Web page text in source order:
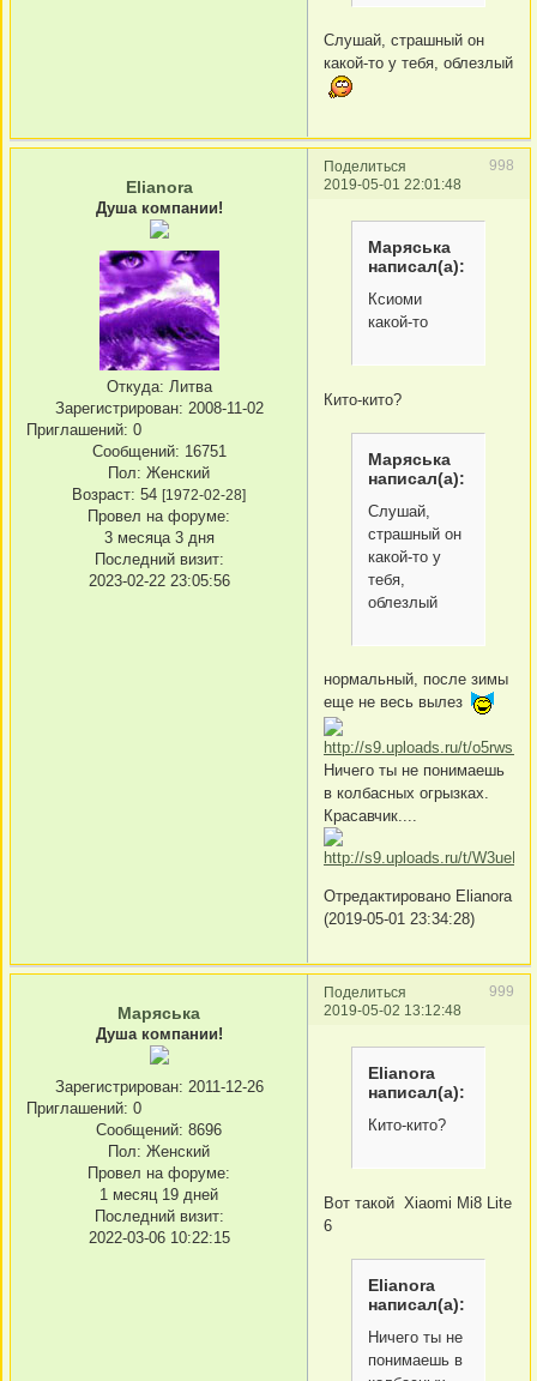
Слушай, страшный он
какой-то у тебя, облезлый
Поделиться
998
2019-05-01 22:01:48
Elianora
Душа компании!
Откуда: Литва
Зарегистрирован: 2008-11-02
Приглашений: 0
Сообщений: 16751
Пол: Женский
Возраст: 54 [1972-02-28]
Провел на форуме:
3 месяца 3 дня
Последний визит:
2023-02-22 23:05:56
Маряська
написал(а):
Ксиоми
какой-то
Кито-кито?
Маряська
написал(а):
Слушай,
страшный он
какой-то у
тебя,
облезлый
нормальный, после зимы
еще не весь вылез
Ничего ты не понимаешь
в колбасных огрызках.
Красавчик....
Отредактировано Elianora
(2019-05-01 23:34:28)
Поделиться
999
2019-05-02 13:12:48
Маряська
Душа компании!
Зарегистрирован: 2011-12-26
Приглашений: 0
Сообщений: 8696
Пол: Женский
Провел на форуме:
1 месяц 19 дней
Последний визит:
2022-03-06 10:22:15
Elianora
написал(а):
Кито-кито?
Вот такой Xiaomi Mi8 Lite
6
Elianora
написал(а):
Ничего ты не
понимаешь в